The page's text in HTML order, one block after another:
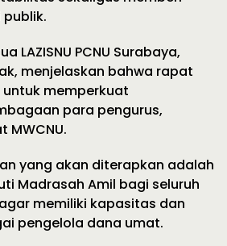
LAZISNU PCNU Surabaya,
menjelaskan bahwa rapat
memperkuat
para pengurus,
yang akan diterapkan adalah
Madrasah Amil bagi seluruh
agar memiliki kapasitas dan
pengelola dana umat.